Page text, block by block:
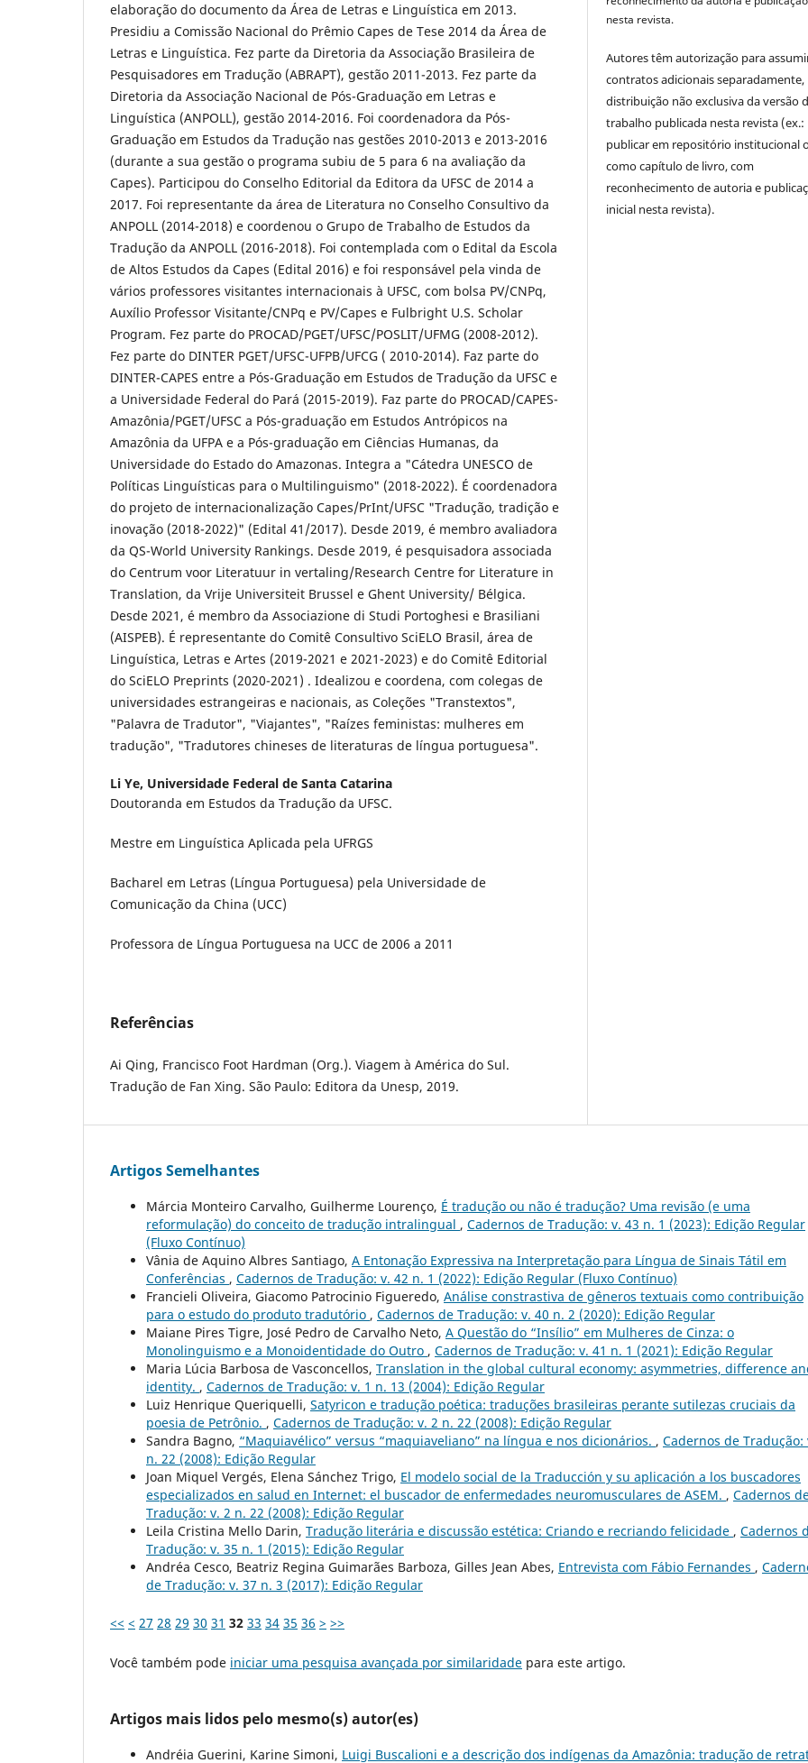
elaboração do documento da Área de Letras e Linguística em 2013.
Presidiu a Comissão Nacional do Prêmio Capes de Tese 2014 da Área de
Letras e Linguística. Fez parte da Diretoria da Associação Brasileira de
Pesquisadores em Tradução (ABRAPT), gestão 2011-2013. Fez parte da
Diretoria da Associação Nacional de Pós-Graduação em Letras e
Linguística (ANPOLL), gestão 2014-2016. Foi coordenadora da Pós-
Graduação em Estudos da Tradução nas gestões 2010-2013 e 2013-2016
(durante a sua gestão o programa subiu de 5 para 6 na avaliação da
Capes). Participou do Conselho Editorial da Editora da UFSC de 2014 a
2017. Foi representante da área de Literatura no Conselho Consultivo da
ANPOLL (2014-2018) e coordenou o Grupo de Trabalho de Estudos da
Tradução da ANPOLL (2016-2018). Foi contemplada com o Edital da Escola
de Altos Estudos da Capes (Edital 2016) e foi responsável pela vinda de
vários professores visitantes internacionais à UFSC, com bolsa PV/CNPq,
Auxílio Professor Visitante/CNPq e PV/Capes e Fulbright U.S. Scholar
Program. Fez parte do PROCAD/PGET/UFSC/POSLIT/UFMG (2008-2012).
Fez parte do DINTER PGET/UFSC-UFPB/UFCG ( 2010-2014). Faz parte do
DINTER-CAPES entre a Pós-Graduação em Estudos de Tradução da UFSC e
a Universidade Federal do Pará (2015-2019). Faz parte do PROCAD/CAPES-
Amazônia/PGET/UFSC a Pós-graduação em Estudos Antrópicos na
Amazônia da UFPA e a Pós-graduação em Ciências Humanas, da
Universidade do Estado do Amazonas. Integra a "Cátedra UNESCO de
Políticas Linguísticas para o Multilinguismo" (2018-2022). É coordenadora
do projeto de internacionalização Capes/PrInt/UFSC "Tradução, tradição e
inovação (2018-2022)" (Edital 41/2017). Desde 2019, é membro avaliadora
da QS-World University Rankings. Desde 2019, é pesquisadora associada
do Centrum voor Literatuur in vertaling/Research Centre for Literature in
Translation, da Vrije Universiteit Brussel e Ghent University/ Bélgica.
Desde 2021, é membro da Associazione di Studi Portoghesi e Brasiliani
(AISPEB). É representante do Comitê Consultivo SciELO Brasil, área de
Linguística, Letras e Artes (2019-2021 e 2021-2023) e do Comitê Editorial
do SciELO Preprints (2020-2021) . Idealizou e coordena, com colegas de
universidades estrangeiras e nacionais, as Coleções "Transtextos",
"Palavra de Tradutor", "Viajantes", "Raízes feministas: mulheres em
tradução", "Tradutores chineses de literaturas de língua portuguesa".
Li Ye, Universidade Federal de Santa Catarina
Doutoranda em Estudos da Tradução da UFSC.
Mestre em Linguística Aplicada pela UFRGS
Bacharel em Letras (Língua Portuguesa) pela Universidade de
Comunicação da China (UCC)
Professora de Língua Portuguesa na UCC de 2006 a 2011
Referências
Ai Qing, Francisco Foot Hardman (Org.). Viagem à América do Sul.
Tradução de Fan Xing. São Paulo: Editora da Unesp, 2019.
nesta revista.
Autores têm autorização para
contratos adicionais separadamente,
distribuição não exclusiva da versão
trabalho publicada nesta revista (ex.:
publicar em repositório institucional
como capítulo de livro, com
reconhecimento de autoria e
inicial nesta revista).
Artigos Semelhantes
Márcia Monteiro Carvalho, Guilherme Lourenço, É tradução ou não é tradução? Uma revisão (e uma
reformulação) do conceito de tradução intralingual , Cadernos de Tradução: v. 43 n. 1 (2023): Edição Regular
(Fluxo Contínuo)
Vânia de Aquino Albres Santiago, A Entonação Expressiva na Interpretação para Língua de Sinais Tátil em
Conferências , Cadernos de Tradução: v. 42 n. 1 (2022): Edição Regular (Fluxo Contínuo)
Francieli Oliveira, Giacomo Patrocinio Figueredo, Análise constrastiva de gêneros textuais como contribuição
para o estudo do produto tradutório , Cadernos de Tradução: v. 40 n. 2 (2020): Edição Regular
Maiane Pires Tigre, José Pedro de Carvalho Neto, A Questão do “Insílio” em Mulheres de Cinza: o
Monolinguismo e a Monoidentidade do Outro , Cadernos de Tradução: v. 41 n. 1 (2021): Edição Regular
Maria Lúcia Barbosa de Vasconcellos, Translation in the global cultural economy: asymmetries, difference
identity. , Cadernos de Tradução: v. 1 n. 13 (2004): Edição Regular
Luiz Henrique Queriquelli, Satyricon e tradução poética: traduções brasileiras perante sutilezas cruciais da
poesia de Petrônio. , Cadernos de Tradução: v. 2 n. 22 (2008): Edição Regular
Sandra Bagno, “Maquiavélico” versus “maquiaveliano” na língua e nos dicionários. , Cadernos de Tradução:
n. 22 (2008): Edição Regular
Joan Miquel Vergés, Elena Sánchez Trigo, El modelo social de la Traducción y su aplicación a los buscadores
especializados en salud en Internet: el buscador de enfermedades neuromusculares de ASEM. , Cadernos
Tradução: v. 2 n. 22 (2008): Edição Regular
Leila Cristina Mello Darin, Tradução literária e discussão estética: Criando e recriando felicidade , Cadernos
Tradução: v. 35 n. 1 (2015): Edição Regular
Andréa Cesco, Beatriz Regina Guimarães Barboza, Gilles Jean Abes, Entrevista com Fábio Fernandes ,
de Tradução: v. 37 n. 3 (2017): Edição Regular
<< < 27 28 29 30 31 32 33 34 35 36 > >>
Você também pode iniciar uma pesquisa avançada por similaridade para este artigo.
Artigos mais lidos pelo mesmo(s) autor(es)
Andréia Guerini, Karine Simoni, Luigi Buscalioni e a descrição dos indígenas da Amazônia: tradução de